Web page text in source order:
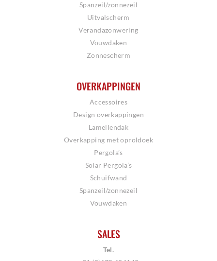
Spanzeil/zonnezeil
Uitvalscherm
Verandazonwering
Vouwdaken
Zonnescherm
OVERKAPPINGEN
Accessoires
Design overkappingen
Lamellendak
Overkapping met oproldoek
Pergola’s
Solar Pergola’s
Schuifwand
Spanzeil/zonnezeil
Vouwdaken
SALES
Tel.